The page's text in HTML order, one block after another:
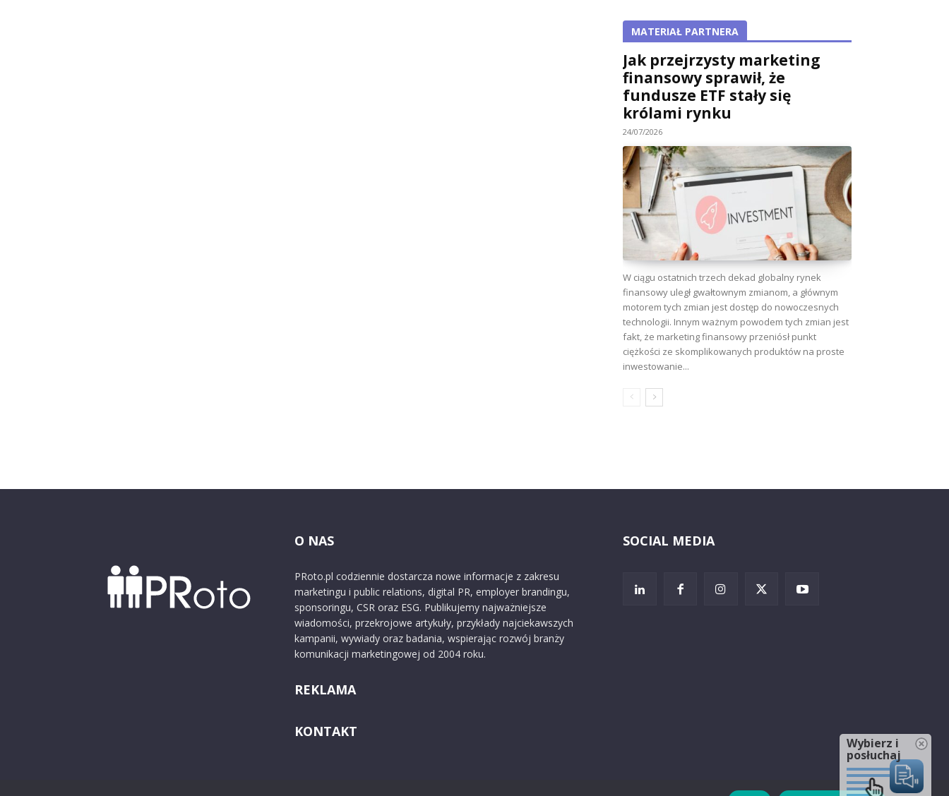
MATERIAŁ PARTNERA
Jak przejrzysty marketing
finansowy sprawił, że
fundusze ETF stały się
królami rynku
24/07/2026
W ciągu ostatnich trzech dekad globalny rynek
finansowy uległ gwałtownym zmianom, a głównym
motorem tych zmian jest dostęp do nowoczesnych
technologii. Innym ważnym powodem tych zmian jest
fakt, że marketing finansowy przeniósł punkt
ciężkości ze skomplikowanych produktów na proste
inwestowanie...
O NAS
PRoto.pl codziennie dostarcza nowe informacje z zakresu
marketingu i public relations, digital PR, employer brandingu,
sponsoringu, CSR oraz ESG. Publikujemy najważniejsze
wiadomości, przekrojowe artykuły, przykłady najciekawszych
kampanii, wywiady oraz badania, wspierając rozwój branży
komunikacji marketingowej od 2004 roku.
REKLAMA
KONTAKT
SOCIAL MEDIA
Wybierz i
posłuchaj